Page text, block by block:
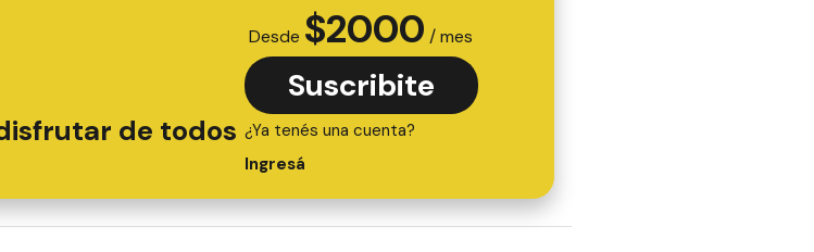
de todos
Desde $2000 / mes
Suscribite
¿Ya tenés una cuenta?
Ingresá